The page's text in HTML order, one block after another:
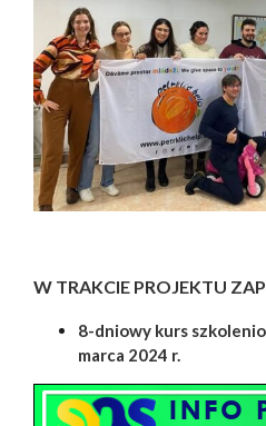
W TRAKCIE PROJEKTU
8-dniowy kurs
marca 2024 r.